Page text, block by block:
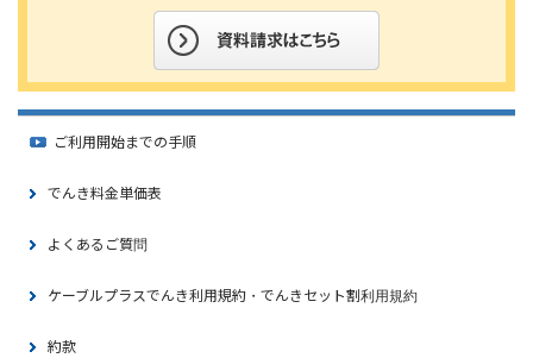
ご利用開始までの手順
でんき料金単価表
よくあるご質問
ケーブルプラスでんき利用規約・でんきセット割利用規約
約款